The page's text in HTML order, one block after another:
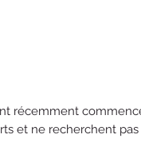
récemment
et ne recherchent pas